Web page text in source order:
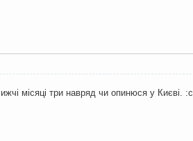
місяці три навряд чи опинюся у Києві. :с